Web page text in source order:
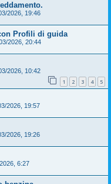
2026, 19:46
Profili di guida
2026, 20:44
2026, 10:42
1 2 3 4 5
2026, 19:57
2026, 19:26
6:27